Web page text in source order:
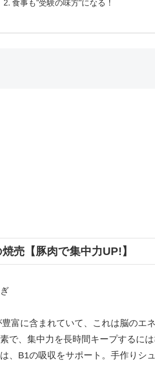
食事も”受験の味方”になる！
売【豚肉で集中力UP!】
富に含まれていて、これは脳のエ
で、集中力を長時間キープするに
、B1の吸収をサポート。手作りシ